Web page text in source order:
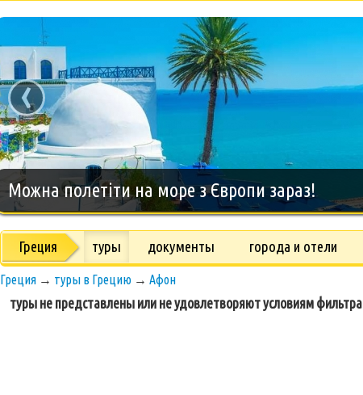
Новогодний тур на о.Занзибар, 8 дней
‹
Греция туры документы города и отели
Греция → туры в Грецию → Афон
туры не представлены или не удовлетворяют условиям фильтра